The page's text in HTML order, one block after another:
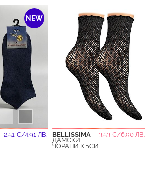
NEW
2.51 €/4.91 ЛВ.
BELLISSIMA
3.53 €/6.90 ЛВ.
ДАМСКИ
ЧОРАПИ КЪСИ